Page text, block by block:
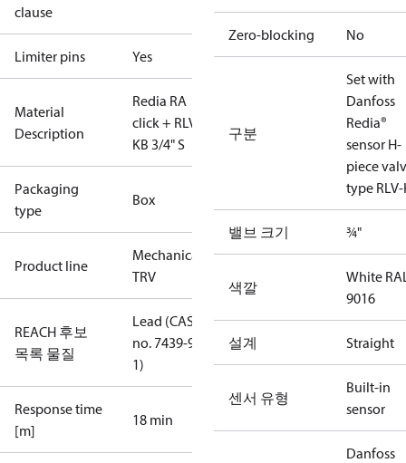
clause
Limiter pins Yes
Material
Description
Redia RA
click + RLV-
KB 3/4" S
Packaging
type
Box
Product line
Mechanical
TRV
REACH 후보
목록 물질
Lead (CAS
no. 7439-92-
1)
Response time
[m]
18 min
Zero-blocking No
구분
Set with
Danfoss
Redia®
sensor H-
piece
type RLV-
밸브 크기 ¾"
색깔
White
9016
설계 Straight
센서 유형
Built-in
sensor
Danfoss